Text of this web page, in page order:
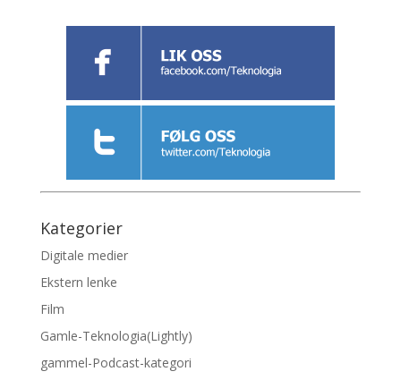
Kategorier
Digitale medier
Ekstern lenke
Film
Gamle-Teknologia(Lightly)
gammel-Podcast-kategori